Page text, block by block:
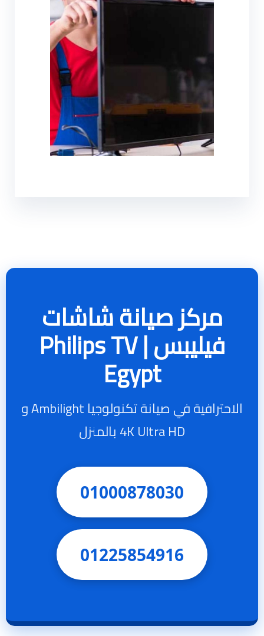
مركز صيانة شاشات
فيليبس | Philips TV
Egypt
الاحترافية في صيانة تكنولوجيا Ambilight و
4K Ultra HD بالمنزل
01000878030
01225854916